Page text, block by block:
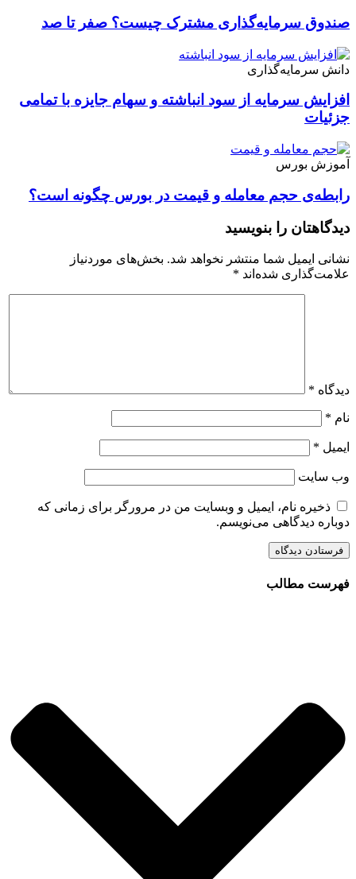
صندوق سرمایه‌گذاری مشترک چیست؟ صفر تا صد
دانش سرمایه‌گذاری
افزایش سرمایه از سود انباشته و سهام جایزه با تمامی
جزئیات
آموزش بورس
رابطه‌ی حجم معامله و قیمت در بورس چگونه است؟
دیدگاهتان را بنویسید
نشانی ایمیل شما منتشر نخواهد شد. بخش‌های موردنیاز
علامت‌گذاری شده‌اند *
دیدگاه *
نام *
ایمیل *
وب‌ سایت
ذخیره نام، ایمیل و وبسایت من در مرورگر برای زمانی که
دوباره دیدگاهی می‌نویسم.
فهرست مطالب